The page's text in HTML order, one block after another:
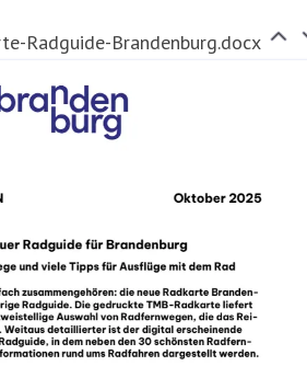
Radguide-Brandenburg.docx